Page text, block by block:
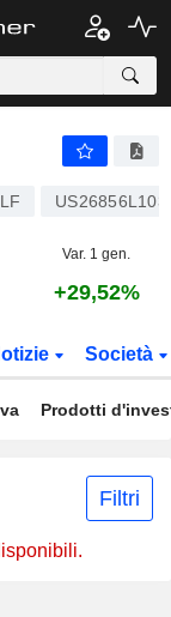
Var. 1 gen.
+29,52%
Società
Prodotti
Filtri